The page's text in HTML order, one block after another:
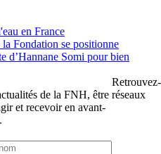
en France
Fondation se positionne
d’Hannane Somi pour bien
de la FNH, être
et recevoir en avant-
réseaux